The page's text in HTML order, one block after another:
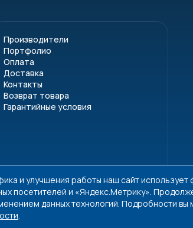
Производители
Портфолио
Оплата
Доставка
Контакты
Возврат товара
Гарантийные условия
и улучшения работы наш сайт использует
посетителей и «Яндекс.Метрику».
данных технологий. Подробности вы
.